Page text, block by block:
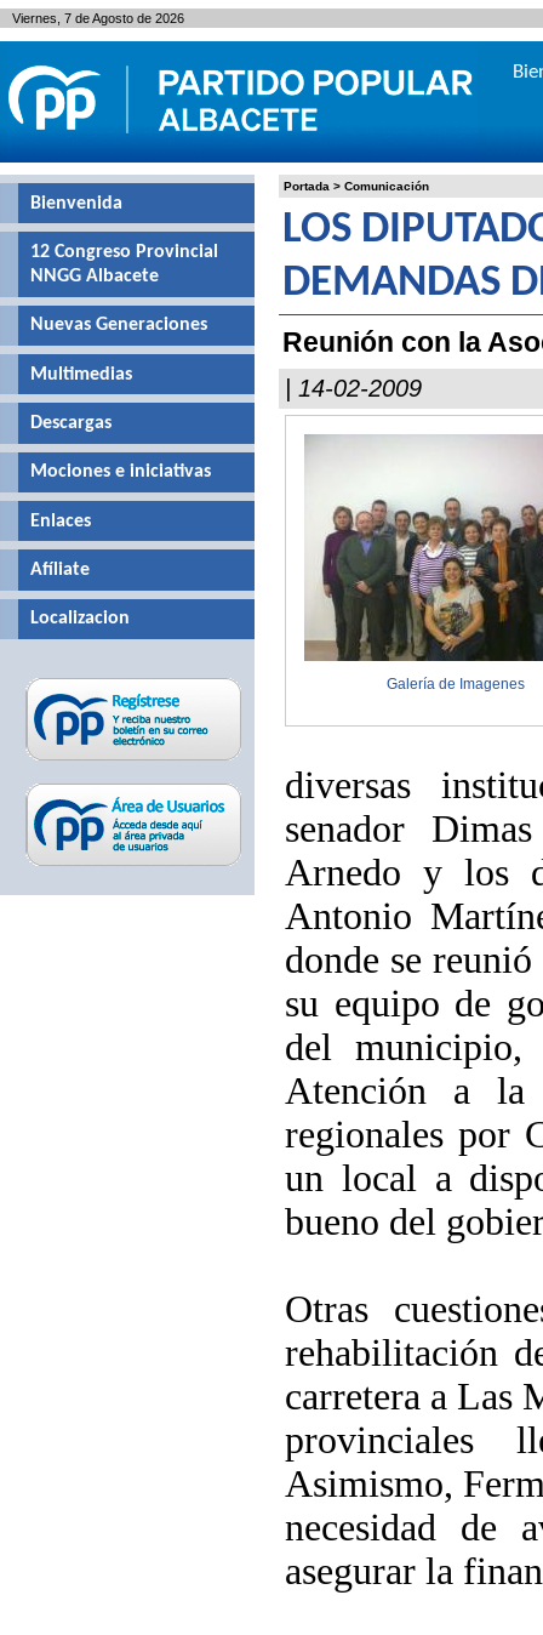
Portada > Comunicación
LOS
DEMANDAS
Reunión con la
| 14-02-2009
Galería de Imagenes
diversas
senador
Arnedo y los
Antonio
donde se
su equipo de
del
Atención a la
regionales por
un local a
bueno del
Otras
rehabilitación
carretera a Las
provinciales
Asimismo,
necesidad de
asegurar la
Bienvenida
12 Congreso Provincial
NNGG Albacete
Nuevas Generaciones
Multimedias
Descargas
Mociones e iniciativas
Enlaces
Afíliate
Localizacion
Viernes, 7 de Agosto de 2026